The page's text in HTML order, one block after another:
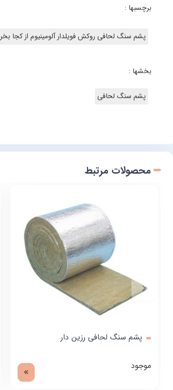
برچسبها :
پشم سنگ لحافی روکش فویلدار آلومینیوم از کجا
بخشها :
پشم سنگ لحافی
محصولات مرتبط
پشم سنگ لحافی رزین دار
موجود